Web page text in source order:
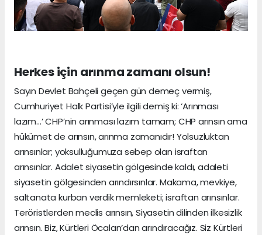
Herkes için arınma zamanı olsun!
Sayın Devlet Bahçeli geçen gün demeç vermiş,
Cumhuriyet Halk Partisi’yle ilgili demiş ki: ‘Arınması
lazım…’ CHP’nin arınması lazım tamam; CHP arınsın ama
hükümet de arınsın, arınma zamanıdır! Yolsuzluktan
arınsınlar; yoksulluğumuza sebep olan israftan
arınsınlar. Adalet siyasetin gölgesinde kaldı, adaleti
siyasetin gölgesinden arındırsınlar. Makama, mevkiye,
saltanata kurban verdik memleketi; israftan arınsınlar.
Teröristlerden meclis arınsın, Siyasetin dilinden ilkesizlik
arınsın. Biz, Kürtleri Öcalan’dan arındıracağız. Siz Kürtleri